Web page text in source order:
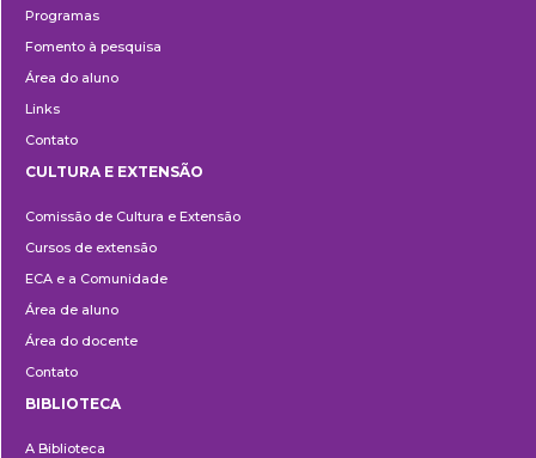
Programas
Fomento à pesquisa
Área do aluno
Links
Contato
e
Extensão
CULTURA E EXTENSÃO
Comissão de Cultura e Extensão
Cursos de extensão
ECA e a Comunidade
Área de aluno
Área do docente
Contato
BIBLIOTECA
A Biblioteca